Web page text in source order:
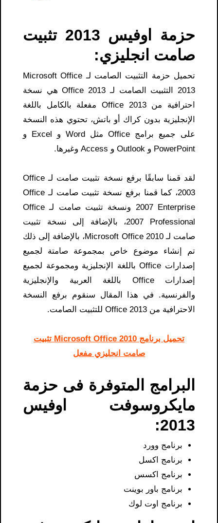
حزمة اوفيس 2013 تثبيت
صامت انجليزي:
تحميل حزمة التثبيت الصامت لـ Microsoft Office
2013 التثبيت الصامت لـ Office 2013 هي نسخة
احترافية من Office 2013 مفعلة بالكامل باللغة
الإنجليزية بدون كراك أو باتش، تحتوي هذه النسخة
على جميع برامج Office مثل Word و Excel و
PowerPoint و Outlook و Access وغيرها.
لقد قمنا سابقًا برفع نسخة تثبيت صامت لـ Office
2003، كما قمنا برفع نسخة تثبيت صامت لـ Office
2007 Enterprise ونسخة تثبيت صامت لـ Office
2007 Professional، بالإضافة إلى نسخة تثبيت
صامت لـ Microsoft Office 2010، بالإضافة إلى ذلك
تم إنشاء موضوع خاص بمجموعة صامتة لجميع
إصدارات Office باللغة الإنجليزية ومجموعة لجميع
إصدارات Office باللغة العربية والإنجليزية
والفرنسية. في هذا المقال سنقوم برفع النسخة
الاحترافية من Office 2013 للتثبيت الصامت.
تحميل برنامج Microsoft Office 2010 تثبيت
صامت انجليزي مفعل
البرامج المتوفرة فى حزمة
مايكروسوفت اوفيس
2013:
برنامج وورد
برنامج اكسل
برنامج اكسس
برنامج باور بوينت
برنامج اوت لوك